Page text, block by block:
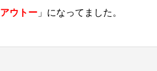
アウトー 」になってました。